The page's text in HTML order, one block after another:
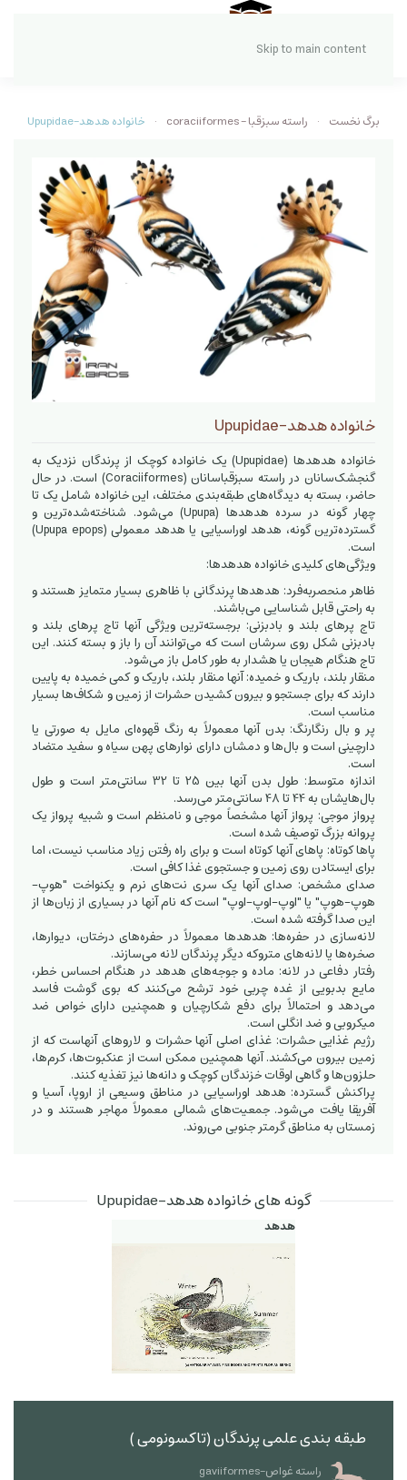
Skip to main content
برگ نخست راسته سبزقبا - coraciiformes خانواده هدهد-Upupidae
خانواده هدهد-Upupidae
خانواده هدهدها (Upupidae) یک خانواده کوچک از پرندگان نزدیک به
گنجشک‌سانان در راسته سبزقباسانان (Coraciiformes) است. در حال
حاضر، بسته به دیدگاه‌های طبقه‌بندی مختلف، این خانواده شامل یک تا
چهار گونه در سرده هدهدها (Upupa) می‌شود. شناخته‌شده‌ترین و
گسترده‌ترین گونه، هدهد اوراسیایی یا هدهد معمولی (Upupa epops)
است.
ویژگی‌های کلیدی خانواده هدهدها:
ظاهر منحصربه‌فرد: هدهدها پرندگانی با ظاهری بسیار متمایز هستند و
به راحتی قابل شناسایی می‌باشند.
تاج پرهای بلند و بادبزنی: برجسته‌ترین ویژگی آنها تاج پرهای بلند و
بادبزنی شکل روی سرشان است که می‌توانند آن را باز و بسته کنند. این
تاج هنگام هیجان یا هشدار به طور کامل باز می‌شود.
منقار بلند، باریک و خمیده: آنها منقار بلند، باریک و کمی خمیده به پایین
دارند که برای جستجو و بیرون کشیدن حشرات از زمین و شکاف‌ها بسیار
مناسب است.
پر و بال رنگارنگ: بدن آنها معمولاً به رنگ قهوه‌ای مایل به صورتی یا
دارچینی است و بال‌ها و دمشان دارای نوارهای پهن سیاه و سفید متضاد
است.
اندازه متوسط: طول بدن آنها بین 25 تا 32 سانتی‌متر است و طول
بال‌هایشان به 44 تا 48 سانتی‌متر می‌رسد.
پرواز موجی: پرواز آنها مشخصاً موجی و نامنظم است و شبیه پرواز یک
پروانه بزرگ توصیف شده است.
پاها کوتاه: پاهای آنها کوتاه است و برای راه رفتن زیاد مناسب نیست، اما
برای ایستادن روی زمین و جستجوی غذا کافی است.
صدای مشخص: صدای آنها یک سری نت‌های نرم و یکنواخت "هوپ-
هوپ-هوپ" یا "اوپ-اوپ-اوپ" است که نام آنها در بسیاری از زبان‌ها از
این صدا گرفته شده است.
لانه‌سازی در حفره‌ها: هدهدها معمولاً در حفره‌های درختان، دیوارها،
صخره‌ها یا لانه‌های متروکه دیگر پرندگان لانه می‌سازند.
رفتار دفاعی در لانه: ماده و جوجه‌های هدهد در هنگام احساس خطر،
مایع بدبویی از غده چربی خود ترشح می‌کنند که بوی گوشت فاسد
می‌دهد و احتمالاً برای دفع شکارچیان و همچنین دارای خواص ضد
میکروبی و ضد انگلی است.
رژیم غذایی حشرات: غذای اصلی آنها حشرات و لاروهای آنهاست که از
زمین بیرون می‌کشند. آنها همچنین ممکن است از عنکبوت‌ها، کرم‌ها،
حلزون‌ها و گاهی اوقات خزندگان کوچک و دانه‌ها نیز تغذیه کنند.
پراکنش گسترده: هدهد اوراسیایی در مناطق وسیعی از اروپا، آسیا و
آفریقا یافت می‌شود. جمعیت‌های شمالی معمولاً مهاجر هستند و در
زمستان به مناطق گرمتر جنوبی می‌روند.
گونه های خانواده هدهد-Upupidae
هدهد
طبقه بندی علمی پرندگان (تاکسونومی )
راسته غواص-gaviiformes